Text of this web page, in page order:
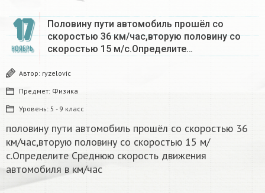
17
НОЯБРЬ
Половину пути автомобиль прошёл со
скоростью 36 км/час,вторую половину со
скоростью 15 м/с.Определите…
Автор: ryzelovic
Предмет: Физика
Уровень: 5 - 9 класс
половину пути автомобиль прошёл со скоростью 36
км/час,вторую половину со скоростью 15 м/
с.Определите Среднюю скорость движения
автомобиля в км/час​